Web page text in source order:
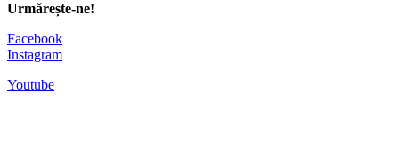
Urmărește-ne!
Facebook
Instagram
Youtube